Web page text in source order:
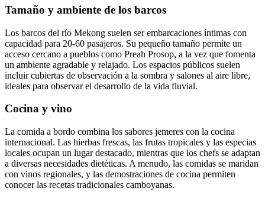
Tamaño y ambiente de los barcos
Los barcos del río Mekong suelen ser embarcaciones íntimas con
capacidad para 20-60 pasajeros. Su pequeño tamaño permite un
acceso cercano a pueblos como Preah Prosop, a la vez que fomenta
un ambiente agradable y relajado. Los espacios públicos suelen
incluir cubiertas de observación a la sombra y salones al aire libre,
ideales para observar el desarrollo de la vida fluvial.
Cocina y vino
La comida a bordo combina los sabores jemeres con la cocina
internacional. Las hierbas frescas, las frutas tropicales y las especias
locales ocupan un lugar destacado, mientras que los chefs se adaptan
a diversas necesidades dietéticas. A menudo, las comidas se maridan
con vinos regionales, y las demostraciones de cocina permiten
conocer las recetas tradicionales camboyanas.